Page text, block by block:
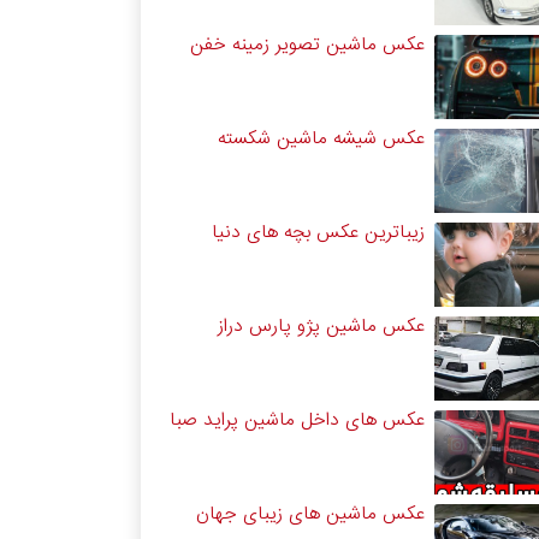
عکس ماشین تصویر زمینه خفن
عکس شیشه ماشین شکسته
زیباترین عکس بچه های دنیا
عکس ماشین پژو پارس دراز
عکس های داخل ماشین پراید صبا
عکس ماشین های زیبای جهان